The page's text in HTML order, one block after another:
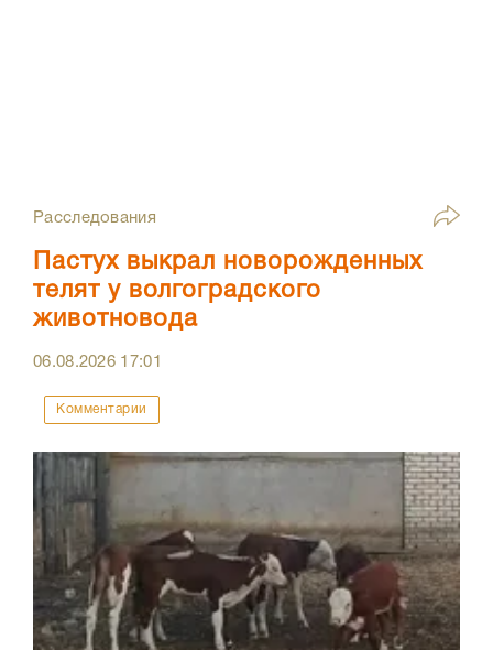
Расследования
Пастух выкрал новорожденных
телят у волгоградского
животновода
06.08.2026 17:01
Комментарии